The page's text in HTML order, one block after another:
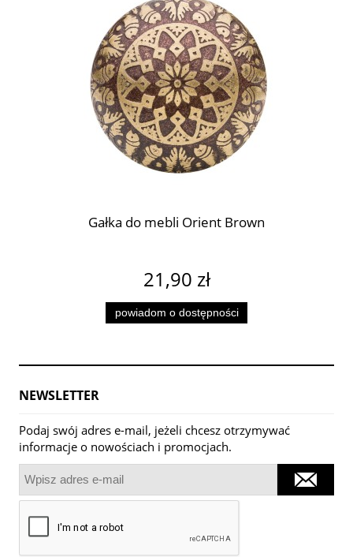
Gałka do mebli Orient Brown
21,90 zł
powiadom o dostępności
NEWSLETTER
Podaj swój adres e-mail, jeżeli chcesz otrzymywać
informacje o nowościach i promocjach.